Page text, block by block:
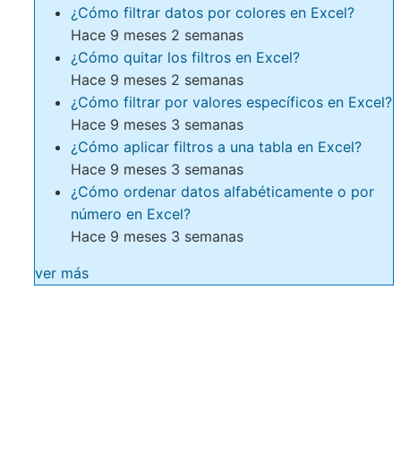
¿Cómo filtrar datos por colores en Excel?
Hace 9 meses 2 semanas
¿Cómo quitar los filtros en Excel?
Hace 9 meses 2 semanas
¿Cómo filtrar por valores específicos en Excel?
Hace 9 meses 3 semanas
¿Cómo aplicar filtros a una tabla en Excel?
Hace 9 meses 3 semanas
¿Cómo ordenar datos alfabéticamente o por
número en Excel?
Hace 9 meses 3 semanas
ver más